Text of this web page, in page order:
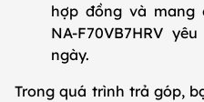
hợp đồng và mang
NA-F70VB7HRV
ngày.
Trong quá trình trả góp,